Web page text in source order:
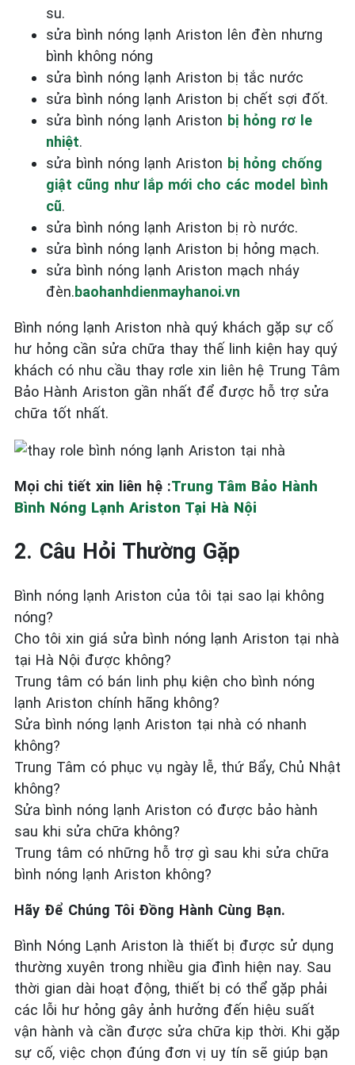
su.
sửa bình nóng lạnh Ariston lên đèn nhưng
bình không nóng
sửa bình nóng lạnh Ariston bị tắc nước
sửa bình nóng lạnh Ariston bị chết sợi đốt.
sửa bình nóng lạnh Ariston bị hỏng rơ le
nhiệt.
sửa bình nóng lạnh Ariston bị hỏng chống
giật cũng như lắp mới cho các model bình
cũ.
sửa bình nóng lạnh Ariston bị rò nước.
sửa bình nóng lạnh Ariston bị hỏng mạch.
sửa bình nóng lạnh Ariston mạch nháy
đèn.baohanhdienmayhanoi.vn
Bình nóng lạnh Ariston nhà quý khách gặp sự cố
hư hỏng cần sửa chữa thay thế linh kiện hay quý
khách có nhu cầu thay rơle xin liên hệ Trung Tâm
Bảo Hành Ariston gần nhất để được hỗ trợ sửa
chữa tốt nhất.
Mọi chi tiết xin liên hệ :Trung Tâm Bảo Hành
Bình Nóng Lạnh Ariston Tại Hà Nội
2. Câu Hỏi Thường Gặp
Bình nóng lạnh Ariston của tôi tại sao lại không
nóng?
Cho tôi xin giá sửa bình nóng lạnh Ariston tại nhà
tại Hà Nội được không?
Trung tâm có bán linh phụ kiện cho bình nóng
lạnh Ariston chính hãng không?
Sửa bình nóng lạnh Ariston tại nhà có nhanh
không?
Trung Tâm có phục vụ ngày lễ, thứ Bẩy, Chủ Nhật
không?
Sửa bình nóng lạnh Ariston có được bảo hành
sau khi sửa chữa không?
Trung tâm có những hỗ trợ gì sau khi sửa chữa
bình nóng lạnh Ariston không?
Hãy Để Chúng Tôi Đồng Hành Cùng Bạn.
Bình Nóng Lạnh Ariston là thiết bị được sử dụng
thường xuyên trong nhiều gia đình hiện nay. Sau
thời gian dài hoạt động, thiết bị có thể gặp phải
các lỗi hư hỏng gây ảnh hưởng đến hiệu suất
vận hành và cần được sửa chữa kịp thời. Khi gặp
sự cố, việc chọn đúng đơn vị uy tín sẽ giúp bạn